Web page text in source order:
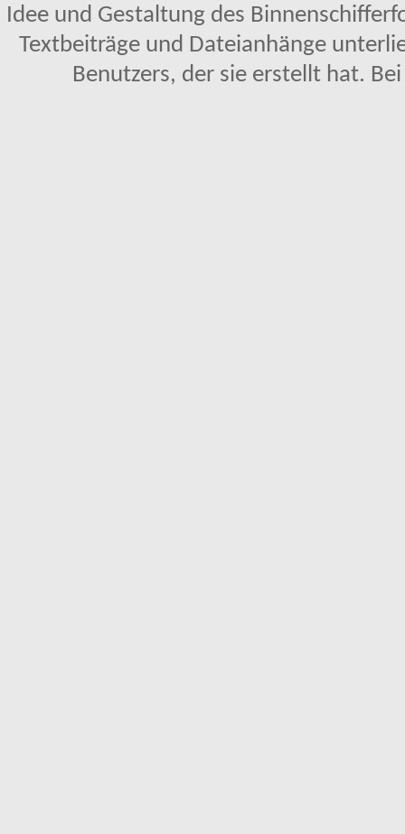
Idee und Gestaltung des
Textbeiträge und Dateianhänge
Benutzers, der sie erstellt hat.